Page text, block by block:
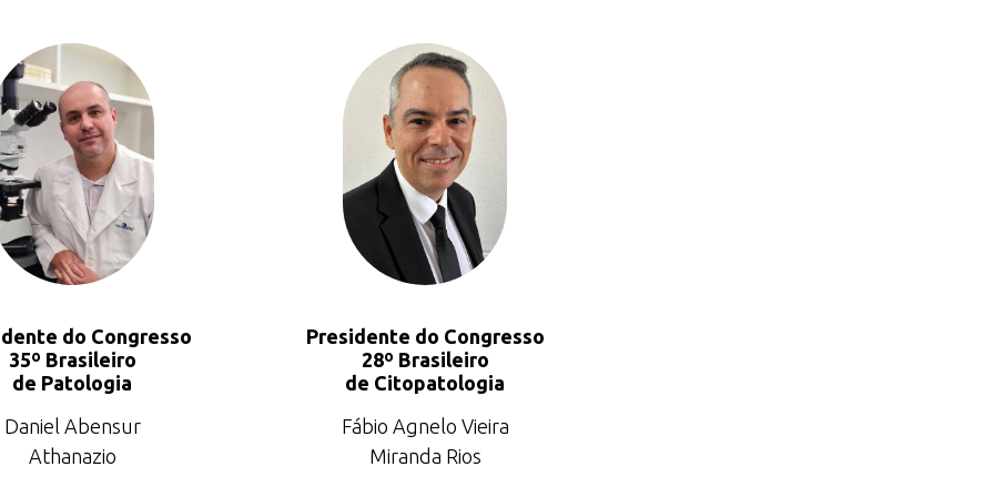
do Congresso
35º Brasileiro
de Patologia
Daniel Abensur
Athanazio
Presidente do Congresso
28º Brasileiro
de Citopatologia
Fábio Agnelo Vieira
Miranda Rios